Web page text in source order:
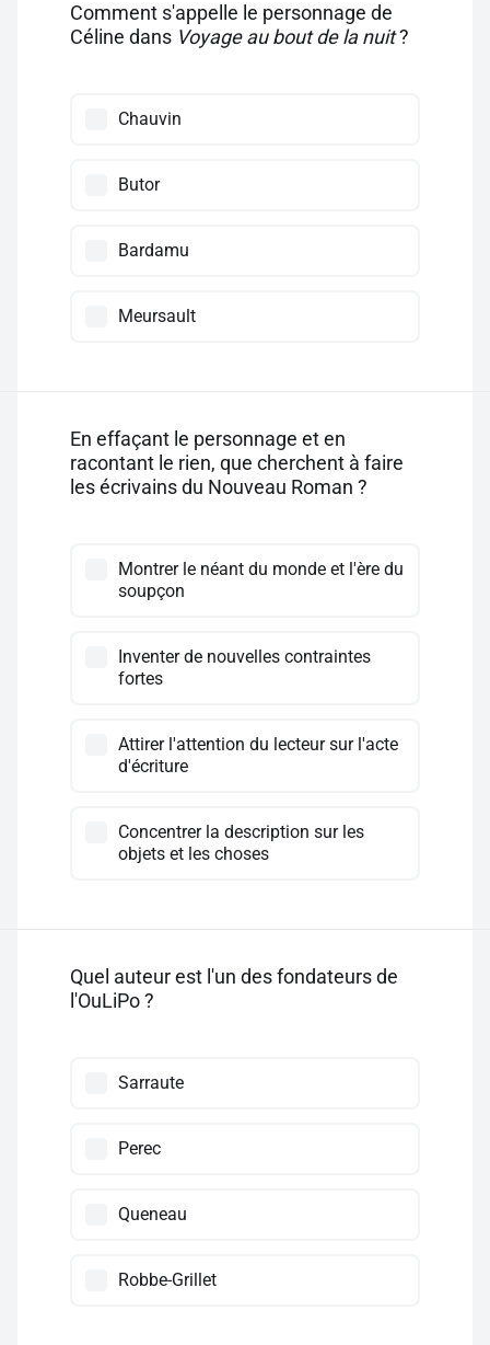
Comment s'appelle le personnage de
Céline dans Voyage au bout de la nuit?
Chauvin
Butor
Bardamu
Meursault
En effaçant le personnage et en
racontant le rien, que cherchent à faire
les écrivains du Nouveau Roman ?
Montrer le néant du monde et l'ère du
soupçon
Inventer de nouvelles contraintes
fortes
Attirer l'attention du lecteur sur l'acte
d'écriture
Concentrer la description sur les
objets et les choses
Quel auteur est l'un des fondateurs de
l'OuLiPo ?
Sarraute
Perec
Queneau
Robbe-Grillet